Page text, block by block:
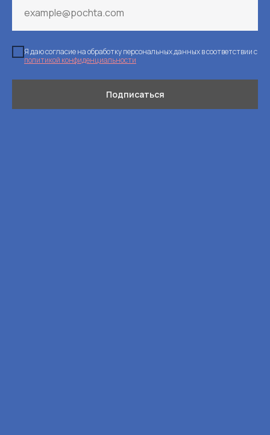
Я даю согласие на обработку персональных данных в соответствии с
политикой конфиденциальности
Подписаться